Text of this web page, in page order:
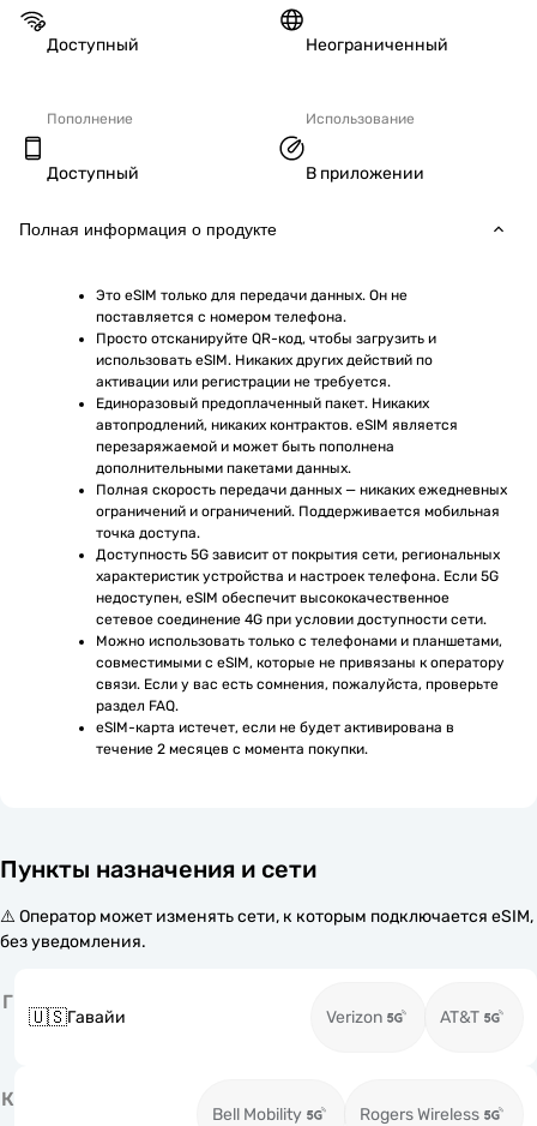
Доступный Неограниченный
Пополнение
Доступный
Использование
В приложении
Полная информация о продукте
Это eSIM только для передачи данных. Он не
поставляется с номером телефона.
Просто отсканируйте QR-код, чтобы загрузить и
использовать eSIM. Никаких других действий по
активации или регистрации не требуется.
Единоразовый предоплаченный пакет. Никаких
автопродлений, никаких контрактов. eSIM является
перезаряжаемой и может быть пополнена
дополнительными пакетами данных.
Полная скорость передачи данных — никаких ежедневных
ограничений и ограничений. Поддерживается мобильная
точка доступа.
Доступность 5G зависит от покрытия сети, региональных
характеристик устройства и настроек телефона. Если 5G
недоступен, eSIM обеспечит высококачественное
сетевое соединение 4G при условии доступности сети.
Можно использовать только с телефонами и планшетами,
совместимыми с eSIM, которые не привязаны к оператору
связи. Если у вас есть сомнения, пожалуйста, проверьте
раздел FAQ.
eSIM-карта истечет, если не будет активирована в
течение 2 месяцев с момента покупки.
Пункты назначения и сети
⚠️ Оператор может изменять сети, к которым подключается eSIM,
без уведомления.
Г
🇺🇸Гавайи Verizon AT&T
К
Bell Mobility Rogers Wireless